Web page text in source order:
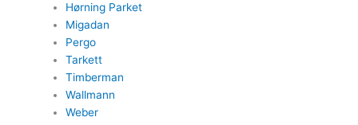
Hørning Parket
Migadan
Pergo
Tarkett
Timberman
Wallmann
Weber